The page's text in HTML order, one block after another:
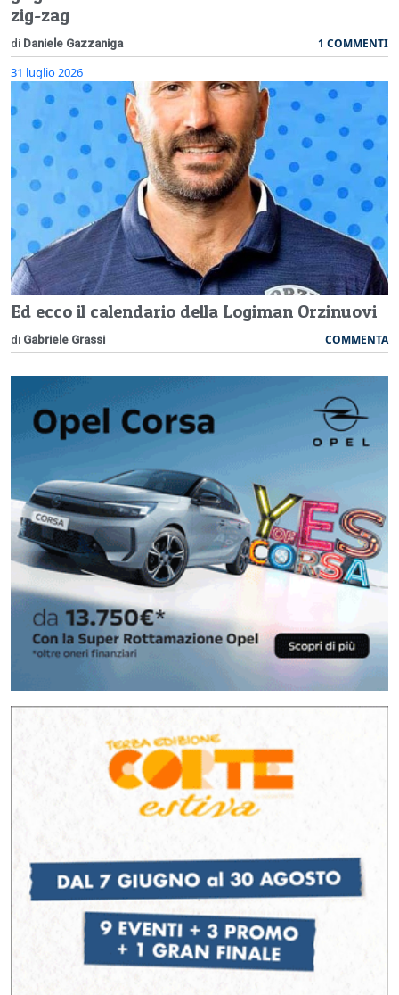
zig-zag
di Daniele Gazzaniga 1 COMMENTI
31 luglio 2026
Ed ecco il calendario della Logiman Orzinuovi
di Gabriele Grassi COMMENTA